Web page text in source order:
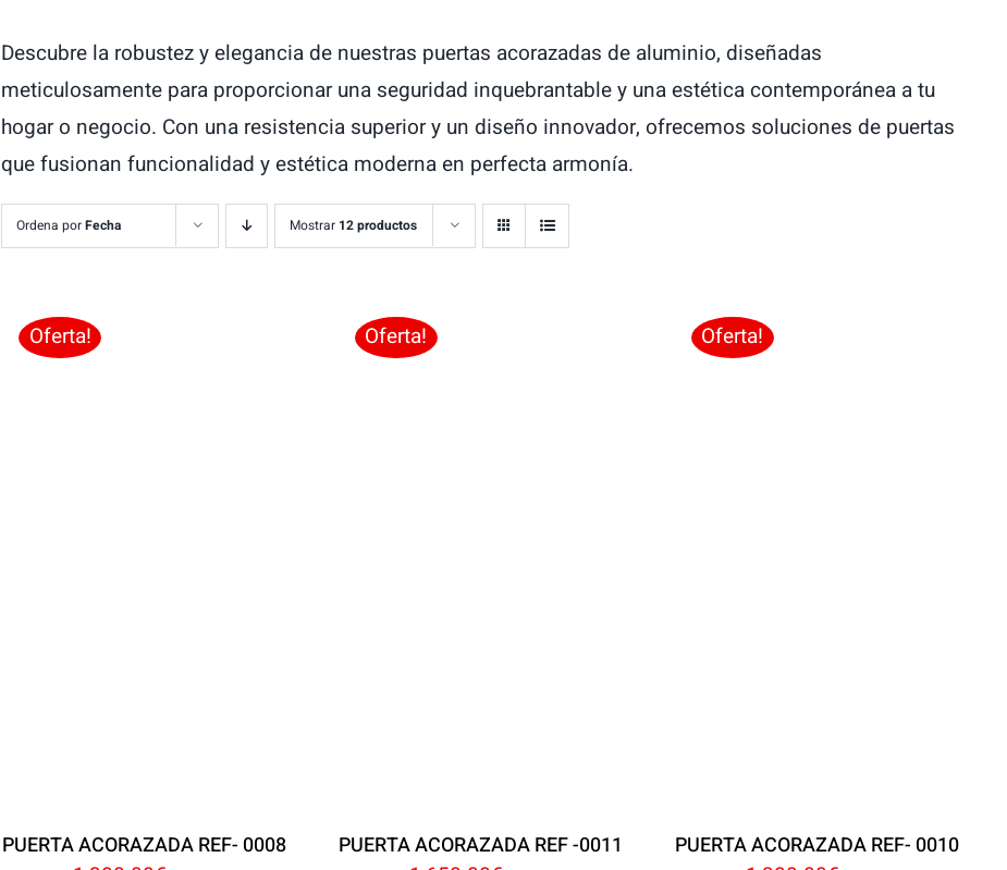
Descubre la robustez y elegancia de nuestras puertas acorazadas de aluminio, diseñadas
meticulosamente para proporcionar una seguridad inquebrantable y una estética contemporánea a tu
hogar o negocio. Con una resistencia superior y un diseño innovador, ofrecemos soluciones de puertas
que fusionan funcionalidad y estética moderna en perfecta armonía.
Ordena porFecha Mostrar 12 productos
Oferta!
PUERTA ACORAZADA REF- 0008
Oferta!
PUERTA ACORAZADA REF -0011
Oferta!
PUERTA ACORAZADA REF- 0010